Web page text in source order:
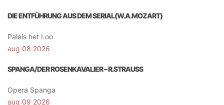
DIE ENTFÜHRUNG AUS DEM SERIAL(W.A.MOZART)
Paleis het Loo
aug 08 2026
SPANGA/DER ROSENKAVALIER – R.STRAUSS
Opera Spanga
aug 09 2026